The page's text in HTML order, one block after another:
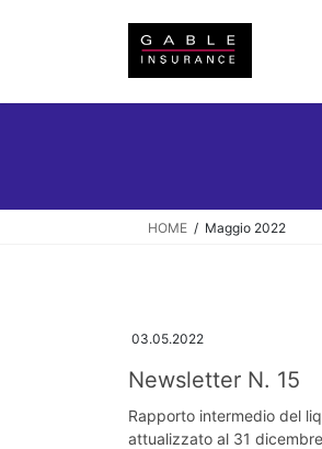
HOME Maggio 2022
03.05.2022
Newsletter N. 15
Rapporto intermedio del
attualizzato al 31